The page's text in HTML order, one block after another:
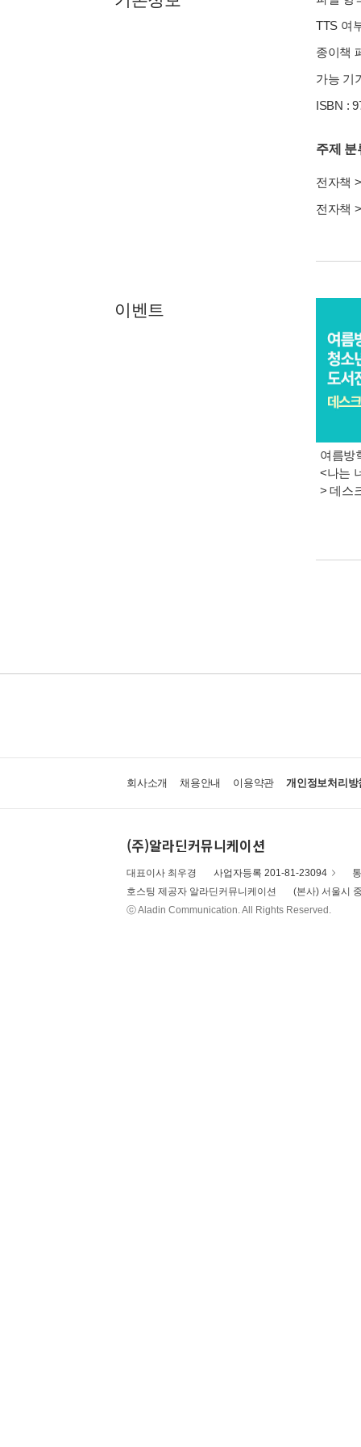
TTS 여
종이책
가능 기
ISBN :
주제 분
전자책 >
전자책 >
이벤트
여름방
<나는
> 데스
회사소개 채용안내 이용약관 개인정보처리방
(주)알라딘커뮤니케이션
대표이사 최우경 사업자등록 201-81-23094
호스팅 제공자 알라딘커뮤니케이션
(본사) 서울시
ⓒ Aladin Communication. All Rights Reserved.